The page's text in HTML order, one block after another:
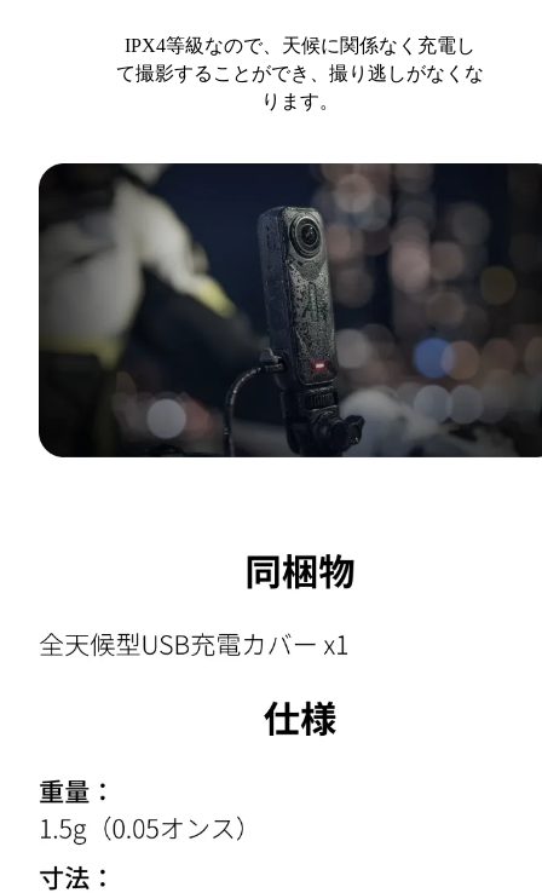
IPX4等級なので、天候に関係なく充電し
て撮影することができ、撮り逃しがなくな
ります。